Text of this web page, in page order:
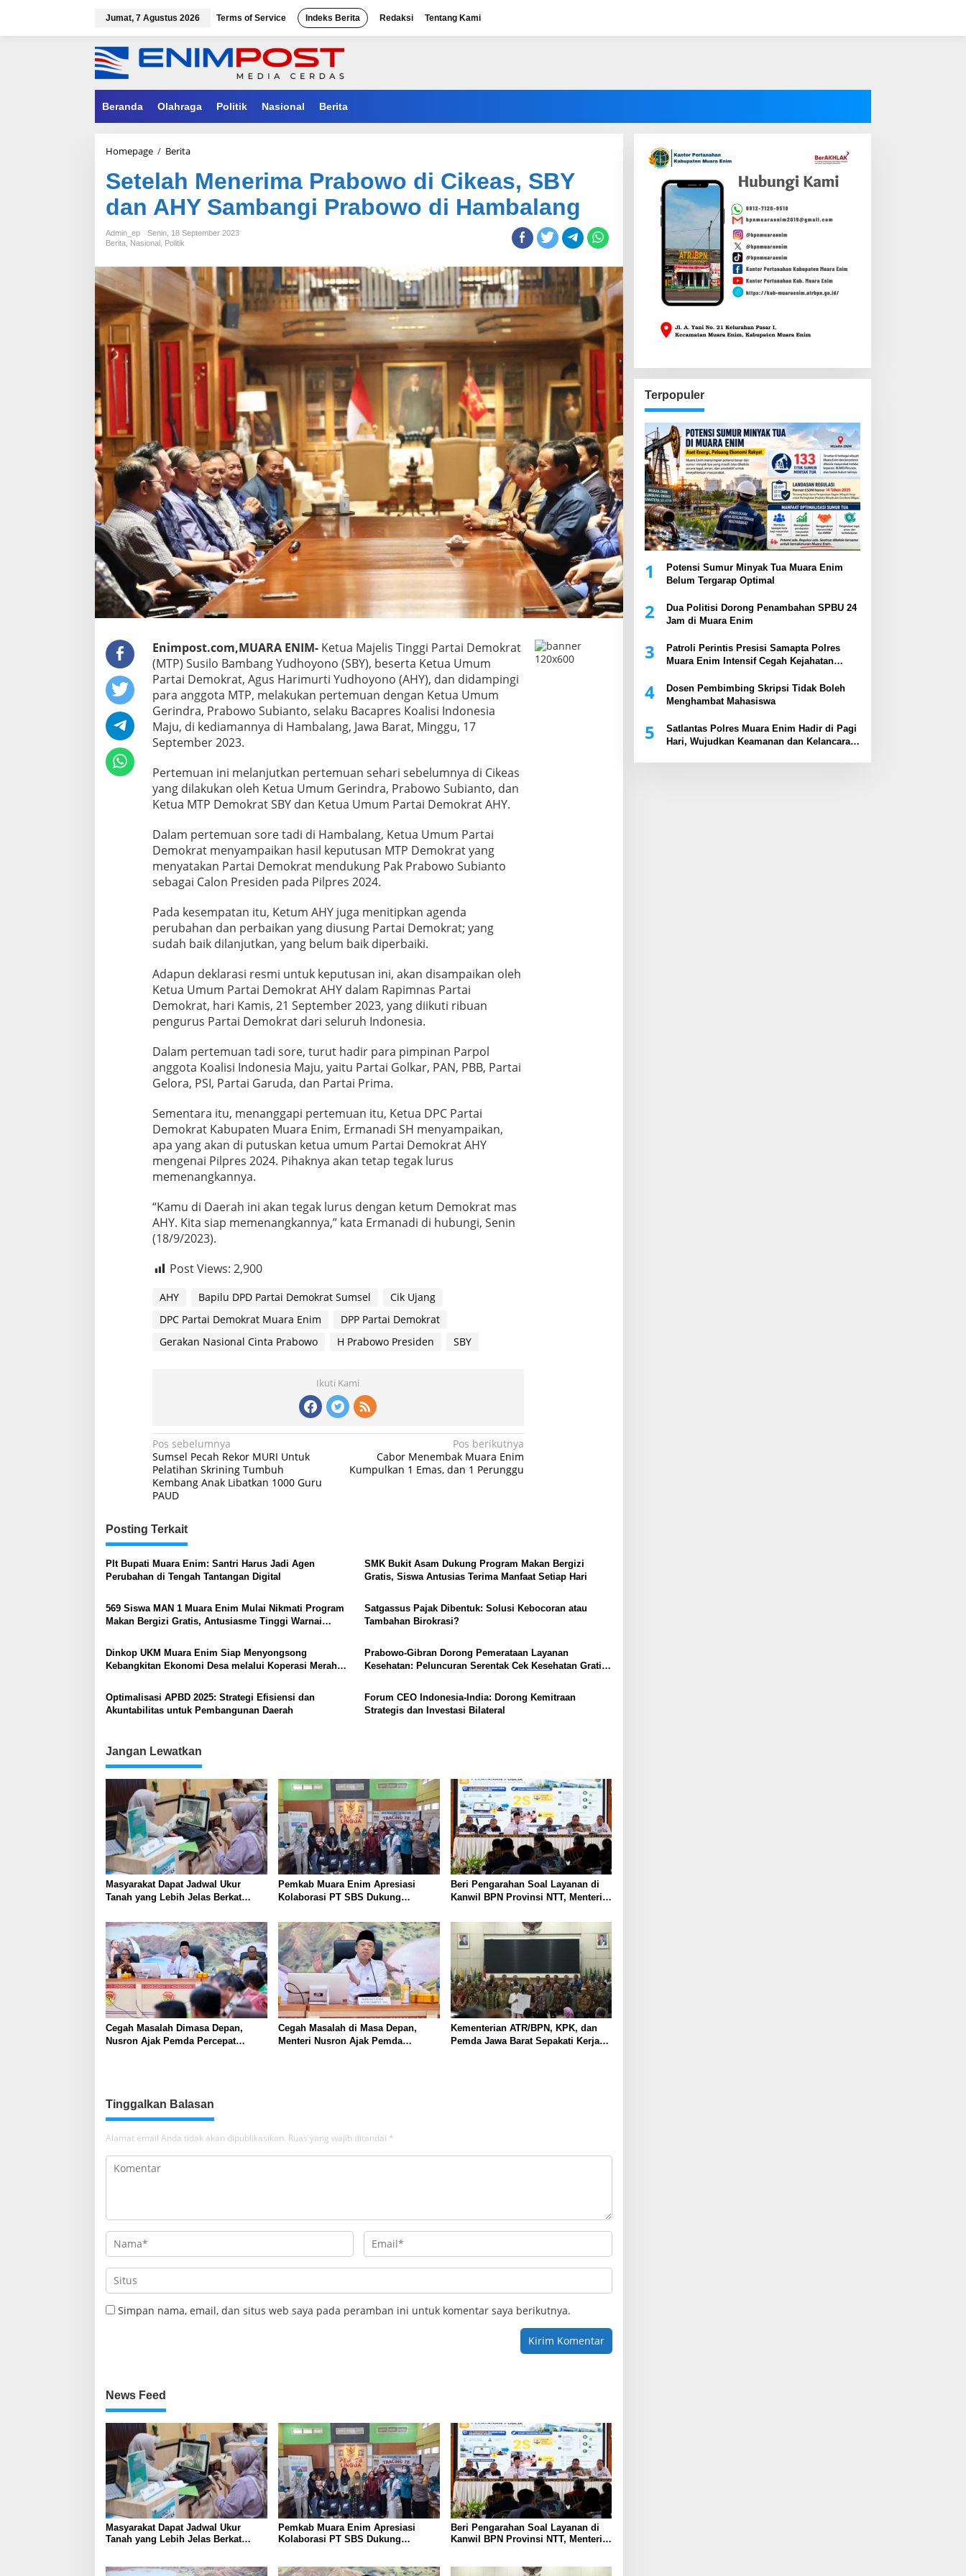
Jumat, 7 Agustus 2026 Terms of Service Indeks Berita Redaksi Tentang Kami
Beranda Olahraga Politik Nasional Berita
Homepage / BeritaSetelah
Prabowo
di
Cikeas,
SBY
dan
AHY
Prabowo
di
Hambalang
Setelah Menerima Prabowo di Cikeas, SBY
dan AHY Sambangi Prabowo di Hambalang
Admin_ep
Senin, 18 September 2023
Berita Nasional Politik
Enimpost.com,MUARA ENIM-Ketua Majelis Tinggi Partai Demokrat
(MTP) Susilo Bambang Yudhoyono (SBY), beserta Ketua Umum
Partai Demokrat, Agus Harimurti Yudhoyono (AHY), dan didampingi
para anggota MTP, melakukan pertemuan dengan Ketua Umum
Gerindra, Prabowo Subianto, selaku Bacapres Koalisi Indonesia
Maju, di kediamannya di Hambalang, Jawa Barat, Minggu, 17
September 2023.
Pertemuan ini melanjutkan pertemuan sehari sebelumnya di Cikeas
yang dilakukan oleh Ketua Umum Gerindra, Prabowo Subianto, dan
Ketua MTP Demokrat SBY dan Ketua Umum Partai Demokrat AHY.
Dalam pertemuan sore tadi di Hambalang, Ketua Umum Partai
Demokrat menyampaikan hasil keputusan MTP Demokrat yang
menyatakan Partai Demokrat mendukung Pak Prabowo Subianto
sebagai Calon Presiden pada Pilpres 2024.
Pada kesempatan itu, Ketum AHY juga menitipkan agenda
perubahan dan perbaikan yang diusung Partai Demokrat; yang
sudah baik dilanjutkan, yang belum baik diperbaiki.
Adapun deklarasi resmi untuk keputusan ini, akan disampaikan oleh
Ketua Umum Partai Demokrat AHY dalam Rapimnas Partai
Demokrat, hari Kamis, 21 September 2023, yang diikuti ribuan
pengurus Partai Demokrat dari seluruh Indonesia.
Dalam pertemuan tadi sore, turut hadir para pimpinan Parpol
anggota Koalisi Indonesia Maju, yaitu Partai Golkar, PAN, PBB, Partai
Gelora, PSI, Partai Garuda, dan Partai Prima.
Sementara itu, menanggapi pertemuan itu, Ketua DPC Partai
Demokrat Kabupaten Muara Enim, Ermanadi SH menyampaikan,
apa yang akan di putuskan ketua umum Partai Demokrat AHY
mengenai Pilpres 2024. Pihaknya akan tetap tegak lurus
memenangkannya.
“Kamu di Daerah ini akan tegak lurus dengan ketum Demokrat mas
AHY. Kita siap memenangkannya,” kata Ermanadi di hubungi, Senin
(18/9/2023).
Post Views: 2,900
AHY Bapilu DPD Partai Demokrat Sumsel
Cik Ujang
DPC Partai Demokrat Muara Enim
DPP Partai Demokrat
Gerakan Nasional Cinta Prabowo
H Prabowo Presiden SBY
Ikuti Kami
Navigasi
pos
Pos sebelumnya
Sumsel Pecah Rekor MURI Untuk
Pelatihan Skrining Tumbuh
Kembang Anak Libatkan 1000 Guru
PAUD
Pos berikutnya
Cabor Menembak Muara Enim
Kumpulkan 1 Emas, dan 1 Perunggu
Posting Terkait
Plt Bupati Muara Enim: Santri Harus Jadi Agen
Perubahan di Tengah Tantangan Digital
SMK Bukit Asam Dukung Program Makan Bergizi
Gratis, Siswa Antusias Terima Manfaat Setiap Hari
569 Siswa MAN 1 Muara Enim Mulai Nikmati Program
Makan Bergizi Gratis, Antusiasme Tinggi Warnai
Satgassus Pajak Dibentuk: Solusi Kebocoran atau
Tambahan Birokrasi?
Dinkop UKM Muara Enim Siap Menyongsong
Kebangkitan Ekonomi Desa melalui Koperasi Merah
Prabowo-Gibran Dorong Pemerataan Layanan
Kesehatan: Peluncuran Serentak Cek Kesehatan Gratis
Optimalisasi APBD 2025: Strategi Efisiensi dan
Akuntabilitas untuk Pembangunan Daerah
Forum CEO Indonesia-India: Dorong Kemitraan
Strategis dan Investasi Bilateral
Jangan Lewatkan
Masyarakat Dapat Jadwal Ukur
Tanah yang Lebih Jelas Berkat
Pemkab Muara Enim Apresiasi
Kolaborasi PT SBS Dukung
Tambang
Beri Pengarahan Soal Layanan di
Kanwil BPN Provinsi NTT, Menteri
Masyarakat
Cegah Masalah Dimasa Depan,
Nusron Ajak Pemda Percepat
Cegah Masalah di Masa Depan,
Menteri Nusron Ajak Pemda
Kementerian ATR/BPN, KPK, dan
Pemda Jawa Barat Sepakati Kerja
Tinggalkan Balasan
Alamat email Anda tidak akan dipublikasikan. Ruas yang wajib ditandai *
Simpan nama, email, dan situs web saya pada peramban ini untuk komentar saya berikutnya.
News Feed
Masyarakat Dapat Jadwal Ukur
Tanah yang Lebih Jelas Berkat
Pemkab Muara Enim Apresiasi
Kolaborasi PT SBS Dukung
Beri Pengarahan Soal Layanan di
Kanwil BPN Provinsi NTT, Menteri
Terpopuler
1
Potensi Sumur Minyak Tua Muara Enim
Belum Tergarap Optimal
2
Dua Politisi Dorong Penambahan SPBU 24
Jam di Muara Enim
3
Patroli Perintis Presisi Samapta Polres
Muara Enim Intensif Cegah Kejahatan
4
Dosen Pembimbing Skripsi Tidak Boleh
Menghambat Mahasiswa
5
Satlantas Polres Muara Enim Hadir di Pagi
Hari, Wujudkan Keamanan dan Kelancaran